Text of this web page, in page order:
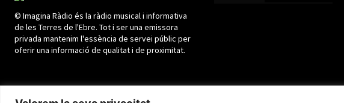
© Imagina Ràdio és la ràdio musical i informativa
de les Terres de l'Ebre. Tot i ser una emissora
privada mantenim l'essència de servei públic per
oferir una informació de qualitat i de proximitat.